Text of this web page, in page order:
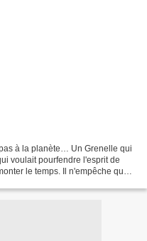
à la planète… Un Grenelle qui
voulait pourfendre l'esprit de
le temps. Il n'empêche que